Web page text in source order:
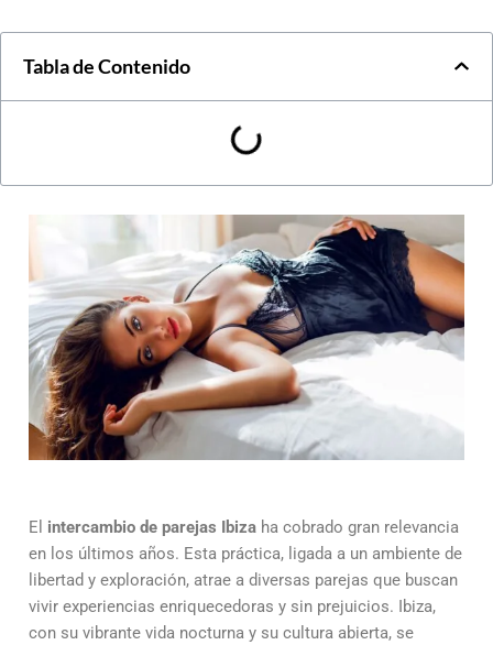
Tabla de Contenido
El intercambio de parejas Ibiza ha cobrado gran relevancia
en los últimos años. Esta práctica, ligada a un ambiente de
libertad y exploración, atrae a diversas parejas que buscan
vivir experiencias enriquecedoras y sin prejuicios. Ibiza,
con su vibrante vida nocturna y su cultura abierta, se